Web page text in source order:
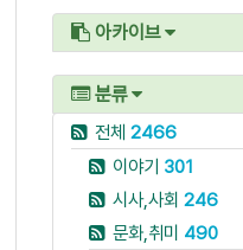
아카이브
분류
전체 2466
이야기 301
시사,사회 246
문화,취미 490